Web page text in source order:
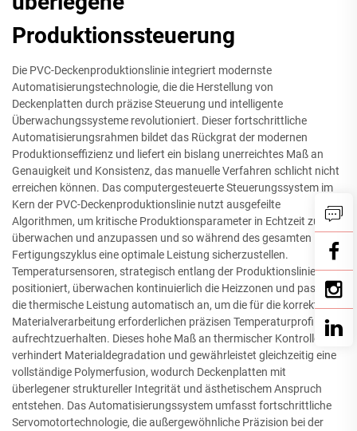
Produktionssteuerung
Die PVC-Deckenproduktionslinie integriert modernste
Automatisierungstechnologie, die die Herstellung von
Deckenplatten durch präzise Steuerung und intelligente
Überwachungssysteme revolutioniert. Dieser fortschrittliche
Automatisierungsrahmen bildet das Rückgrat der modernen
Produktionseffizienz und liefert ein bislang unerreichtes Maß an
Genauigkeit und Konsistenz, das manuelle Verfahren schlicht nicht
erreichen können. Das computergesteuerte Steuerungssystem im
Kern der PVC-Deckenproduktionslinie nutzt ausgefeilte
Algorithmen, um kritische Produktionsparameter in Echtzeit zu
überwachen und anzupassen und so während des gesamten
Fertigungszyklus eine optimale Leistung sicherzustellen.
Temperatursensoren, strategisch entlang der Produktionslinie
positioniert, überwachen kontinuierlich die Heizzonen und passen
die thermische Leistung automatisch an, um die für die korrekte
Materialverarbeitung erforderlichen präzisen Temperaturprofile
aufrechtzuerhalten. Dieses hohe Maß an thermischer Kontrolle
verhindert Materialdegradation und gewährleistet gleichzeitig eine
vollständige Polymerfusion, wodurch Deckenplatten mit
überlegener struktureller Integrität und ästhetischem Anspruch
entstehen. Das Automatisierungssystem umfasst fortschrittliche
Servomotortechnologie, die außergewöhnliche Präzision bei der